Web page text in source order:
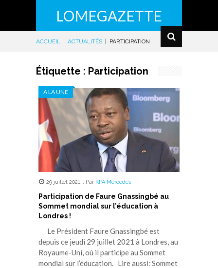
LOMEGAZETTE
ACCUEIL ACTUALITÉS PARTICIPATION
Étiquette : Participation
A LA UNE
29 juillet 2021 , Par KPA Mercedes
Participation de Faure Gnassingbé au
Sommet mondial sur l’éducation à
Londres !
Le Président Faure Gnassingbé est
depuis ce jeudi 29 juillet 2021 à Londres, au
Royaume-Uni, où il participe au Sommet
mondial sur l’éducation. Lire aussi: Sommet